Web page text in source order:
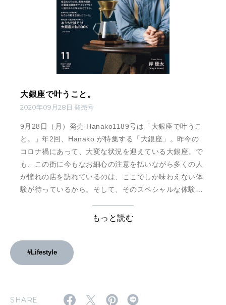
大銀座で叶うこと。
2020年09月28日 発売号
9月28日（月）発売 Hanako1189号は「大銀座で叶うこ
と。」年2回、Hanako が特集する「大銀座」。昨今の
コロナ禍にあって、大変な状況を迎えている大銀座。で
も、この街に今もなお細心の注意を払いながら多くの人
が憧れの店を訪れているのは、ここでしか味わえない体
験が待っているから。そして、そのスペシャルな体験が
恵“があってこそ。大銀座の街を深堀りし「プロフェッ
日々、新しく生まれるセンスを追いかけます。第2特集
は …
もっと読む
#Lifestyle
SHARE